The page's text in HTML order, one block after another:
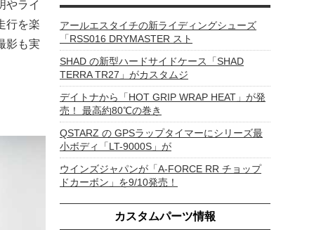
やライ
行を楽
影も実
アールエスタイチの新ライディングシューズ
「RSS016 DRYMASTER スト
SHAD の新型ハードサイドケース「SHAD
TERRA TR27」がカスタムジ
デイトナから「HOT GRIP WRAP HEAT」が発
売！ 最高約80℃の巻き
QSTARZ の GPSラップタイマーにシリーズ最
小ボディ「LT-9000S」が
ウインズジャパンが「A-FORCE RR チョップ
ドカーボン」を9/10発売！
カスタムパーツ情報